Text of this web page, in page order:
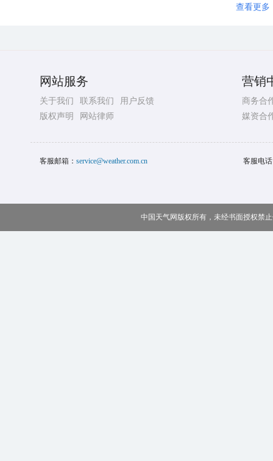
查看更多
网站服务
关于我们 联系我们
用户反馈
版权声明
网站律师
营销
商务合
媒资合
客服邮箱： service@weather.com.cn 客服电
中国天气网版权所有，未经书面授权